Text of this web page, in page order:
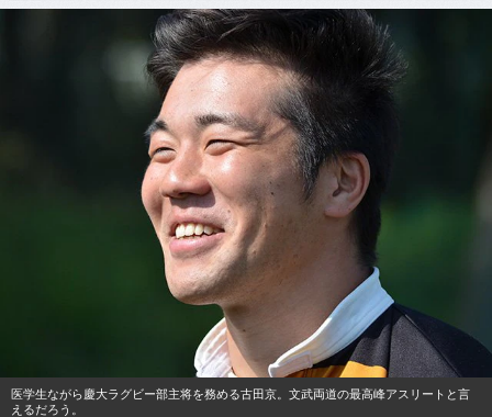
医学生ながら慶大ラグビー部主将を務める古田京。文武両道の最高峰アスリートと言
えるだろう。